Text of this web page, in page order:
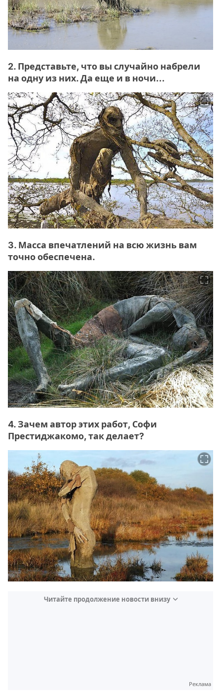
2. Представьте, что вы случайно набрели
на одну из них. Да еще и в ночи...
3. Масса впечатлений на всю жизнь вам
точно обеспечена.
4. Зачем автор этих работ, Софи
Престиджакомо, так делает?
Читайте продолжение новости внизу
Реклама